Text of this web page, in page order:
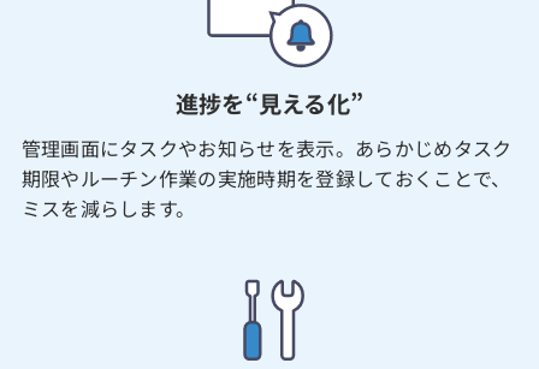
進捗を“見える化”
管理画面にタスクやお知らせを表示。あらかじめタスク
期限やルーチン作業の実施時期を登録しておくことで、
ミスを減らします。